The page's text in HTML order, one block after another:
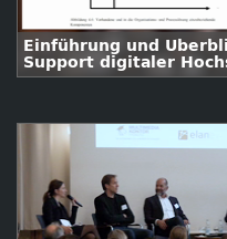
Einführung und
Support digitaler